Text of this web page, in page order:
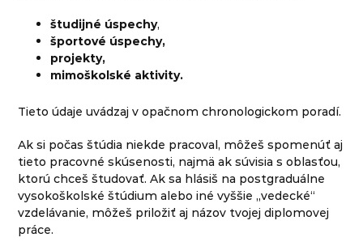
študijné úspechy,
športové úspechy,
projekty,
mimoškolské aktivity.
Tieto údaje uvádzaj v opačnom chronologickom poradí.
Ak si počas štúdia niekde pracoval, môžeš spomenúť aj
tieto pracovné skúsenosti, najmä ak súvisia s oblasťou,
ktorú chceš študovať. Ak sa hlásiš na postgraduálne
vysokoškolské štúdium alebo iné vyššie „vedecké“
vzdelávanie, môžeš priložiť aj názov tvojej diplomovej
práce.